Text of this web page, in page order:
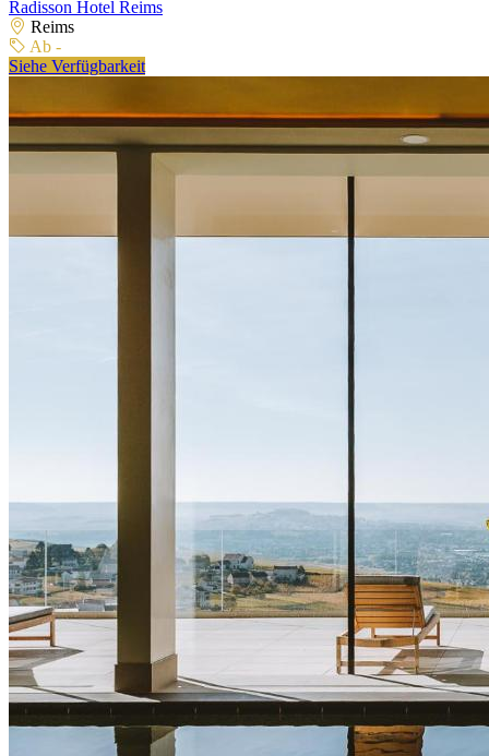
Radisson Hotel Reims
Reims
Ab -
Siehe Verfügbarkeit